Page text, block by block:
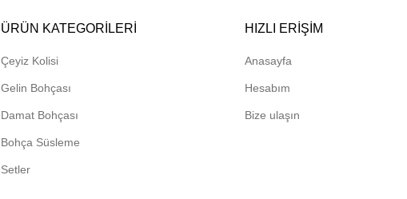
ÜRÜN KATEGORILERI
Çeyiz Kolisi
Gelin Bohçası
Damat Bohçası
Bohça Süsleme
Setler
HIZLI ERIŞIM
Anasayfa
Hesabım
Bize ulaşın